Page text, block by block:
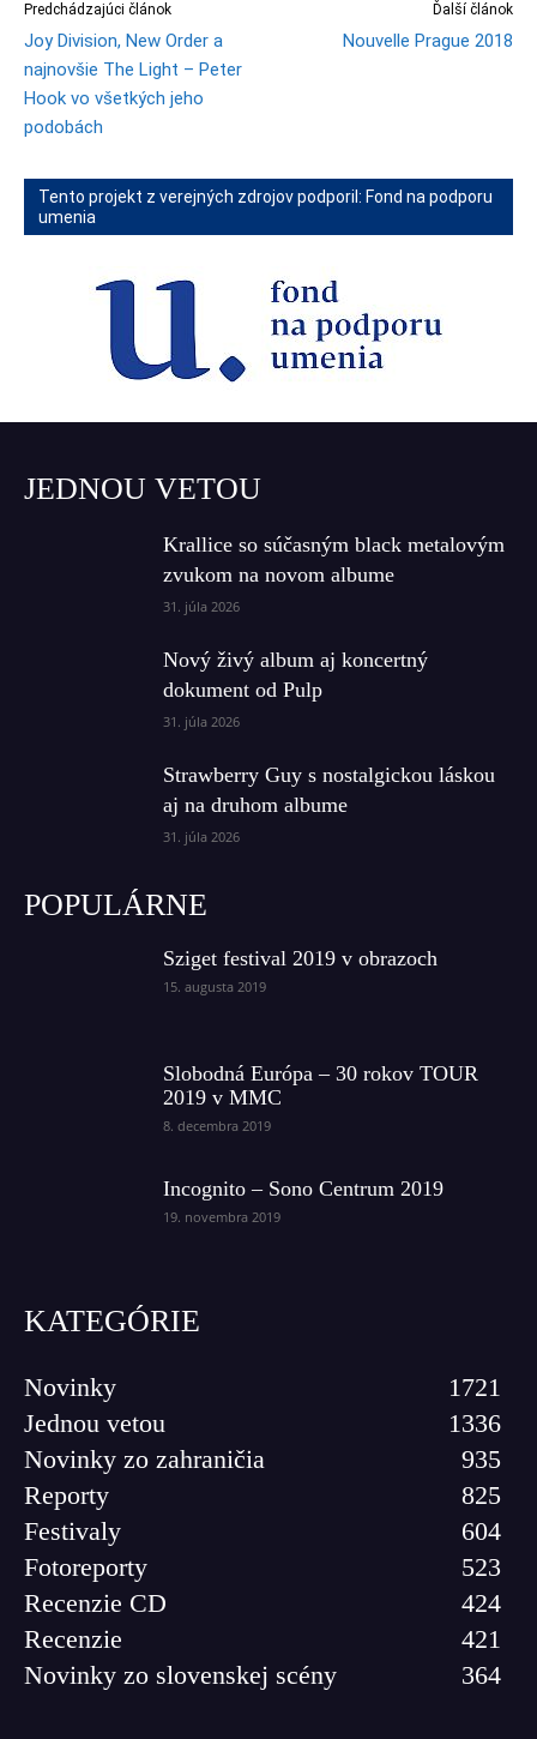
Predchádzajúci článok
Joy Division, New Order a
najnovšie The Light – Peter
Hook vo všetkých jeho
podobách
Ďalší článok
Nouvelle Prague 2018
Tento projekt z verejných zdrojov podporil: Fond na podporu
umenia
JEDNOU VETOU
Krallice so súčasným black metalovým
zvukom na novom albume
31. júla 2026
Nový živý album aj koncertný
dokument od Pulp
31. júla 2026
Strawberry Guy s nostalgickou láskou
aj na druhom albume
31. júla 2026
POPULÁRNE
Sziget festival 2019 v obrazoch
15. augusta 2019
Slobodná Európa – 30 rokov TOUR
2019 v MMC
8. decembra 2019
Incognito – Sono Centrum 2019
19. novembra 2019
KATEGÓRIE
Novinky
1721
Jednou vetou
1336
Novinky zo zahraničia
935
Reporty
825
Festivaly
604
Fotoreporty
523
Recenzie CD
424
Recenzie
421
Novinky zo slovenskej scény
364